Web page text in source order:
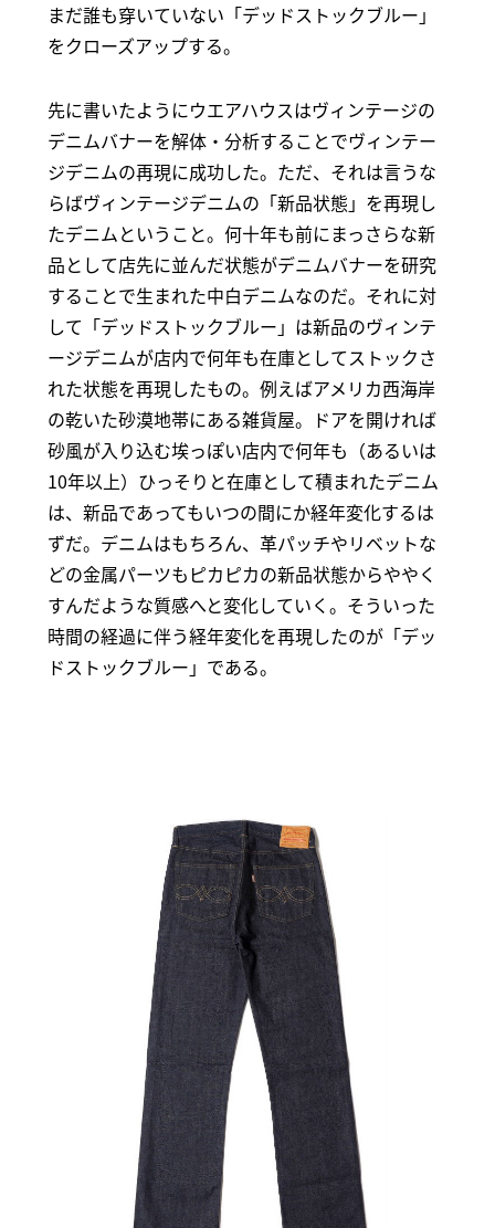
まだ誰も穿いていない「デッドストックブルー」
をクローズアップする。
先に書いたようにウエアハウスはヴィンテージの
デニムバナーを解体・分析することでヴィンテー
ジデニムの再現に成功した。ただ、それは言うな
らばヴィンテージデニムの「新品状態」を再現し
たデニムということ。何十年も前にまっさらな新
品として店先に並んだ状態がデニムバナーを研究
することで生まれた中白デニムなのだ。それに対
して「デッドストックブルー」は新品のヴィンテ
ージデニムが店内で何年も在庫としてストックさ
れた状態を再現したもの。例えばアメリカ西海岸
の乾いた砂漠地帯にある雑貨屋。ドアを開ければ
砂風が入り込む埃っぽい店内で何年も（あるいは
10年以上）ひっそりと在庫として積まれたデニム
は、新品であってもいつの間にか経年変化するは
ずだ。デニムはもちろん、革パッチやリベットな
どの金属パーツもピカピカの新品状態からややく
すんだような質感へと変化していく。そういった
時間の経過に伴う経年変化を再現したのが「デッ
ドストックブルー」である。